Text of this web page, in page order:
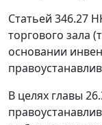
Статьей 346.27
торгового зала
основании
В целях главы